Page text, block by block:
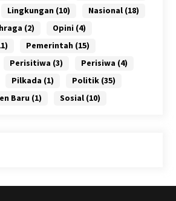
Lingkungan (10) Nasional(18)
(2) Opini (4)
Pemerintah (15)
Perisitiwa (3) Perisiwa (4)
Pilkada (1) Politik(35)
Baru (1) Sosial(10)